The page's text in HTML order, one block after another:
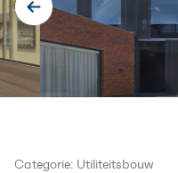
Categorie: Utiliteitsbouw